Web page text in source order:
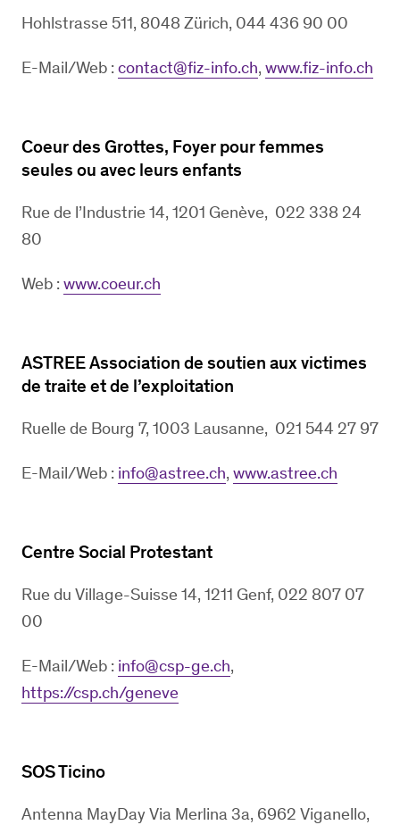
Hohlstrasse 511, 8048 Zürich, 044 436 90 00
E-Mail/Web :contact@fiz-info.ch, www.fiz-info.ch
Coeur des Grottes, Foyer pour femmes
seules ou avec leurs enfants
Rue de l’Industrie 14, 1201 Genève, 022 338 24
80
Web :www.coeur.ch
ASTREE Association de soutien aux victimes
de traite et de l’exploitation
Ruelle de Bourg 7, 1003 Lausanne, 021 544 27 97
E-Mail/Web : info@astree.ch, www.astree.ch
Centre Social Protestant
Rue du Village-Suisse 14, 1211 Genf, 022 807 07
00
E-Mail/Web : info@csp-ge.ch,
https://csp.ch/geneve
SOS Ticino
Antenna MayDay Via Merlina 3a, 6962 Viganello,